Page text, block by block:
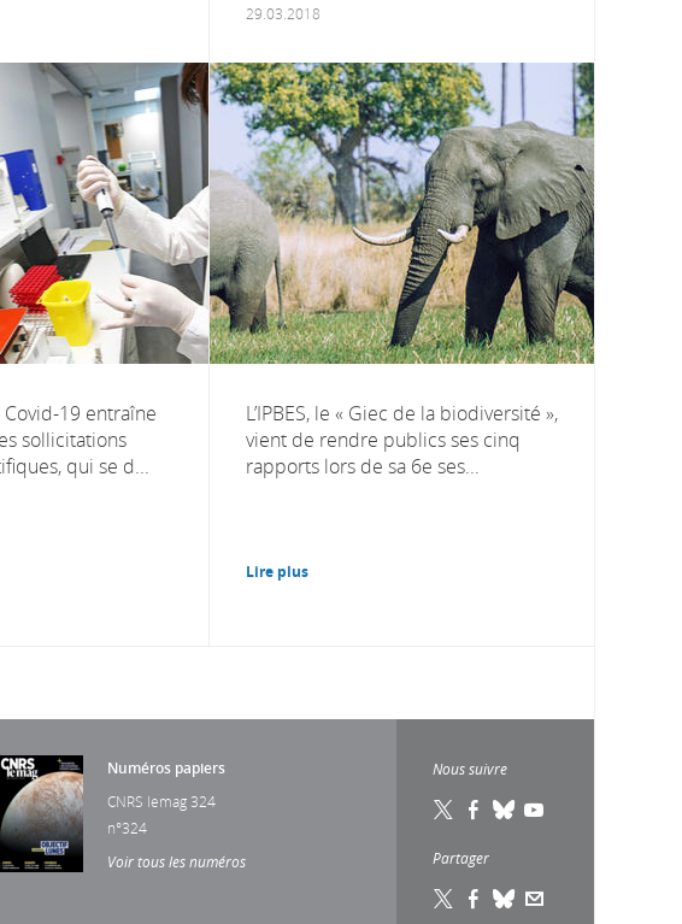
19 entraîne
sollicitations
qui se d...
29.03.2018
L’IPBES, le « Giec de la biodiversité »,
vient de rendre publics ses cinq
rapports lors de sa 6e ses...
Lire plus
Numéros papiers
CNRS lemag 324
n°324
Voir tous les numéros
Nous suivre
Partager